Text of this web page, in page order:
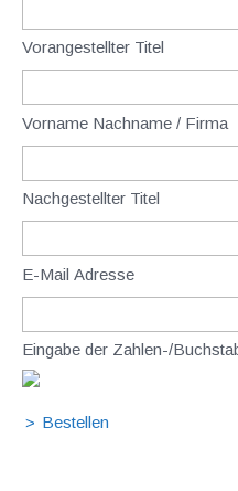
Vorangestellter Titel
Vorname Nachname / Firma
Nachgestellter Titel
E-Mail Adresse
Eingabe der Zahlen-/